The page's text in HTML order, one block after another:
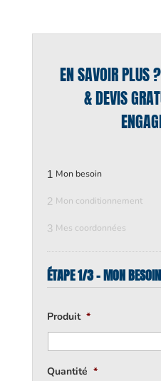
EN SAVOIR PLUS
& DEVIS
1 Mon besoin
2 Mon conditionnement
3 Mes coordonnées
ÉTAPE 1/3 - MON BESOIN
Produit *
Quantité *